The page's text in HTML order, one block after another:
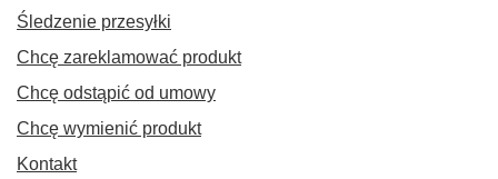
Śledzenie przesyłki
Chcę zareklamować produkt
Chcę odstąpić od umowy
Chcę wymienić produkt
Kontakt